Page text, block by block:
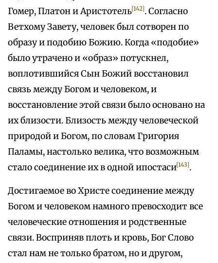
Гомер, Платон и Аристотель[142]. Согласно
Ветхому Завету, человек был сотворен по
образу и подобию Божию. Когда «подобие»
было утрачено и «образ» потускнел,
воплотившийся Сын Божий восстановил
связь между Богом и человеком, и
восстановление этой связи было основано на
их близости. Близость между человеческой
природой и Богом, по словам Григория
Паламы, настолько велика, что возможным
стало соединение их в одной ипостаси[143].
Достигаемое во Христе соединение между
Богом и человеком намного превосходит все
человеческие отношения и родственные
связи. Восприняв плоть и кровь, Бог Слово
стал нам не только братом, но и другом,